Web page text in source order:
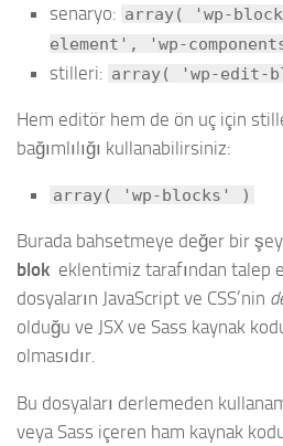
senaryo: array( 'wp-
element', 'wp-
stilleri: array( 'wp-edit-
Hem editör hem de ön uç için
bağımlılığı kullanabilirsiniz:
array( 'wp-blocks' )
Burada bahsetmeye değer bir şey
blok eklentimiz tarafından talep
dosyaların JavaScript ve CSS’nin
olduğu ve JSX ve Sass kaynak
olmasıdır.
Bu dosyaları derlemeden
veya Sass içeren ham kaynak